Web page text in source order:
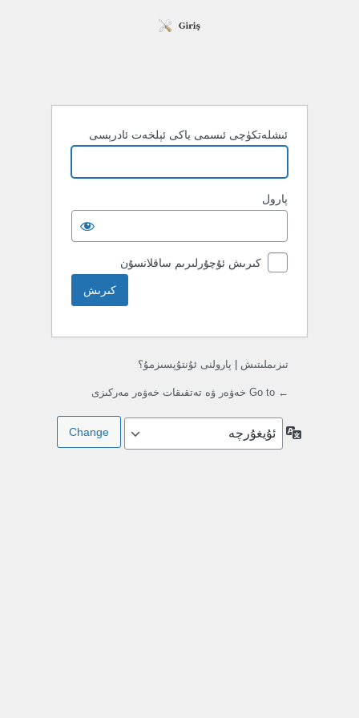
ئىشلەتكۈچى ئىسمى ياكى ئېلخەت ئادرېسى
پارول
كىرىش ئۇچۇرلىرىم ساقلانسۇن
تىزىملىتىش پارولنى ئۇنتۇپسىزمۇ؟
← Go to خەۋەر ۋە تەتقىقات خەۋەر مەركىزى
تىللار